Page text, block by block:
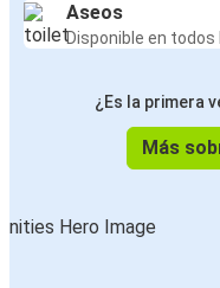
Aseos
Disponible en todos
¿Es la primera
Más